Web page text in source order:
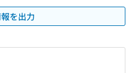
を出力